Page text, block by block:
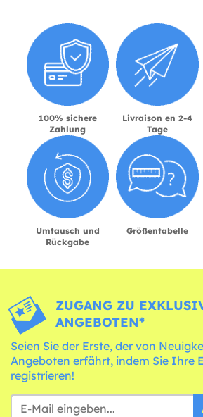
100% sichere
Zahlung
Livraison en 2-4
Tage
Umtausch und
Rückgabe
Größentabelle
ZUGANG ZU
ANGEBOTEN*
Seien Sie der Erste, der von
Angeboten erfährt, indem Sie Ihre
registrieren!